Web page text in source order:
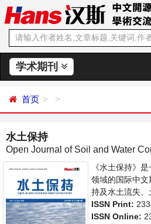
学术期刊
首页
水土保持
Open Journal of Soil and Water
《水土保持》
领域的国际中
持及水土流失、
介绍，学者讨论
评论等多方面的
ISSN Print:
ISSN Online: